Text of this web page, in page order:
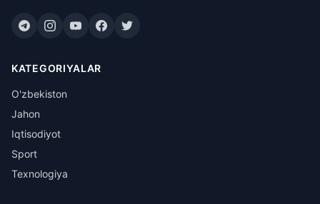
KATEGORIYALAR
O'zbekiston
Jahon
Iqtisodiyot
Sport
Texnologiya